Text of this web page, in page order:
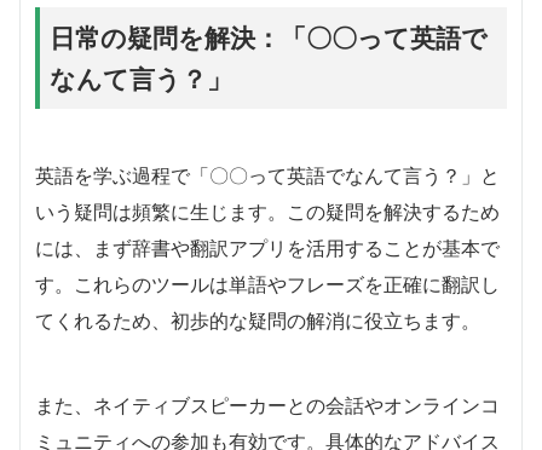
日常の疑問を解決：「〇〇って英語で
なんて言う？」
英語を学ぶ過程で「〇〇って英語でなんて言う？」と
いう疑問は頻繁に生じます。この疑問を解決するため
には、まず辞書や翻訳アプリを活用することが基本で
す。これらのツールは単語やフレーズを正確に翻訳し
てくれるため、初歩的な疑問の解消に役立ちます。
また、ネイティブスピーカーとの会話やオンラインコ
ミュニティへの参加も有効です。具体的なアドバイス